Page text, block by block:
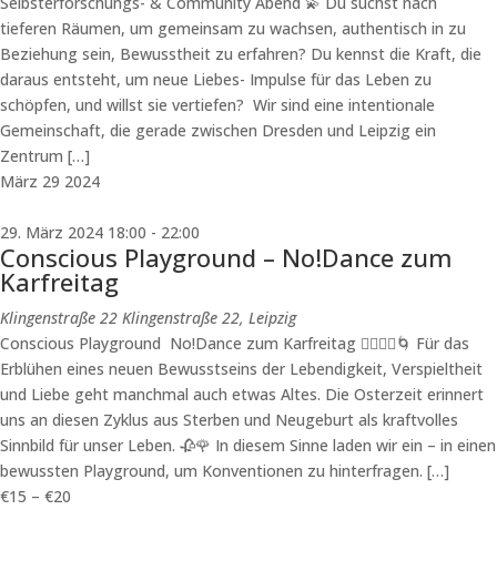
tieferen Räumen, um gemeinsam zu wachsen, authentisch in zu
Beziehung sein, Bewusstheit zu erfahren? Du kennst die Kraft, die
daraus entsteht, um neue Liebes- Impulse für das Leben zu
schöpfen, und willst sie vertiefen? Wir sind eine intentionale
Gemeinschaft, die gerade zwischen Dresden und Leipzig ein
Zentrum […]
März 29 2024
29. März 2024 18:00 - 22:00
Conscious Playground – No!Dance zum
Karfreitag
Klingenstraße 22 Klingenstraße 22, Leipzig
Conscious Playground No!Dance zum Karfreitag 🤸‍♂️🧘‍♀️🌀 Für das
Erblühen eines neuen Bewusstseins der Lebendigkeit, Verspieltheit
und Liebe geht manchmal auch etwas Altes. Die Osterzeit erinnert
uns an diesen Zyklus aus Sterben und Neugeburt als kraftvolles
Sinnbild für unser Leben. 🥀🌹 In diesem Sinne laden wir ein – in einen
bewussten Playground, um Konventionen zu hinterfragen. […]
€15 – €20